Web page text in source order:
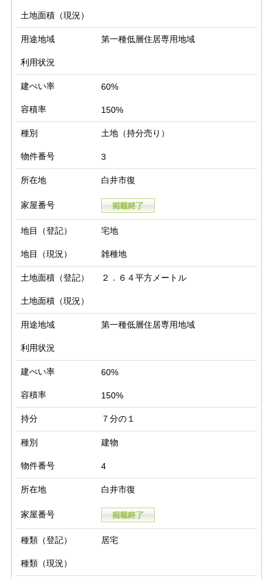
土地面積（現況）
用途地域 第一種低層住居専用地域
利用状況
建ぺい率 60%
容積率 150%
種別 土地（持分売り）
物件番号 3
所在地 白井市復
家屋番号
地目（登記） 宅地
地目（現況） 雑種地
土地面積（登記） ２．６４平方メートル
土地面積（現況）
用途地域 第一種低層住居専用地域
利用状況
建ぺい率 60%
容積率 150%
持分 ７分の１
種別 建物
物件番号 4
所在地 白井市復
家屋番号
種類（登記） 居宅
種類（現況）